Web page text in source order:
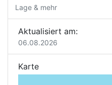
Lage & mehr
Aktualisiert am:
06.08.2026
Karte